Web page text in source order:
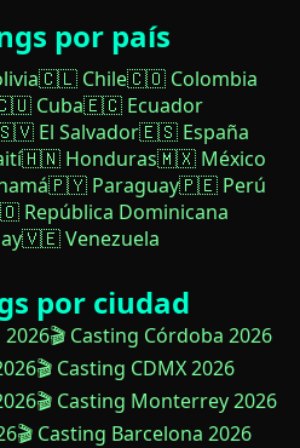
por país
🇨🇱 Chile🇨🇴 Colombia
Cuba🇪🇨 Ecuador
El Salvador🇪🇸 España
🇭🇳 Honduras🇲🇽 México
🇵🇾 Paraguay🇵🇪 Perú
República Dominicana
🇻🇪 Venezuela
por ciudad
2026🎬 Casting Córdoba 2026
🎬 Casting CDMX 2026
🎬 Casting Monterrey 2026
🎬 Casting Barcelona 2026